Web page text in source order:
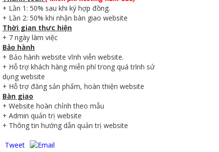
+ Lần 1: 50% sau khi ký hợp đồng.
+ Lần 2: 50% khi nhận bàn giao website
Thời gian thực hiện
+ 7 ngày làm việc
Bảo hành
+ Bảo hành website vĩnh viễn website.
+ Hỗ trợ khách hàng miễn phí trong quá trình sử
dụng website
+ Hỗ trợ đăng sản phẩm, hoàn thiện website
Bàn giao
+ Website hoàn chỉnh theo mẫu
+ Admin quản trị website
+ Thông tin hướng dẫn quản trị website
Tweet